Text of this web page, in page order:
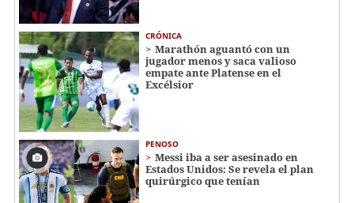
CRÓNICA
Marathón aguantó con un
jugador menos y saca valioso
empate ante Platense en el
Excélsior
PENOSO
Messi iba a ser asesinado en
Estados Unidos: Se revela el plan
quirúrgico que tenían